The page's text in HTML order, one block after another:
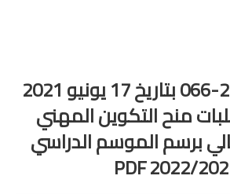
مذكرة رقم 21-066 بتاريخ 17 يونيو 2021
منح التكوين المهني
برسم الموسم الدراسي
2022/
PDF